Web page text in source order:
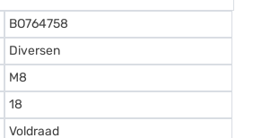
BO764758
Diversen
M8
18
Voldraad